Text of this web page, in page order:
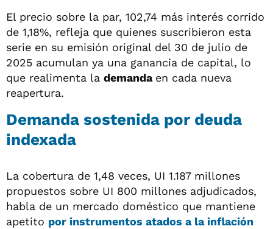
El precio sobre la par, 102,74 más interés corrido
de 1,18%, refleja que quienes suscribieron esta
serie en su emisión original del 30 de julio de
2025 acumulan ya una ganancia de capital, lo
que realimenta la demanda en cada nueva
reapertura.
Demanda sostenida por deuda
indexada
La cobertura de 1,48 veces, UI 1.187 millones
propuestos sobre UI 800 millones adjudicados,
habla de un mercado doméstico que mantiene
apetito por instrumentos atados a la inflación